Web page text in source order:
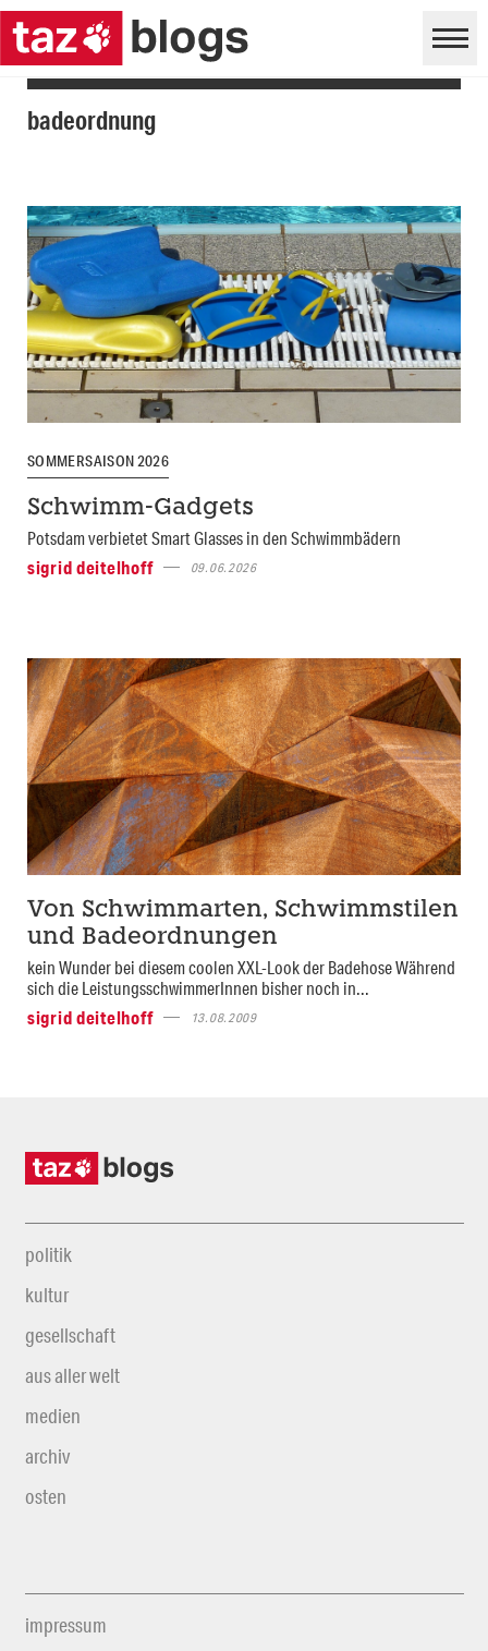
badeordnung
SOMMERSAISON 2026
Schwimm-Gadgets
Potsdam verbietet Smart Glasses in den Schwimmbädern
sigrid deitelhoff
09.06.2026
Von Schwimmarten, Schwimmstilen
und Badeordnungen
kein Wunder bei diesem coolen XXL-Look der Badehose Während
sich die LeistungsschwimmerInnen bisher noch in...
sigrid deitelhoff
13.08.2009
politik
kultur
gesellschaft
aus aller welt
medien
archiv
osten
impressum